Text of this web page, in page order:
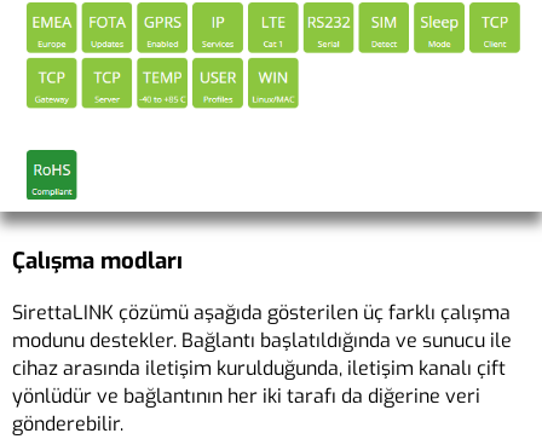
Çalışma modları
SirettaLINK çözümü aşağıda gösterilen üç farklı çalışma
modunu destekler. Bağlantı başlatıldığında ve sunucu ile
cihaz arasında iletişim kurulduğunda, iletişim kanalı çift
yönlüdür ve bağlantının her iki tarafı da diğerine veri
gönderebilir.